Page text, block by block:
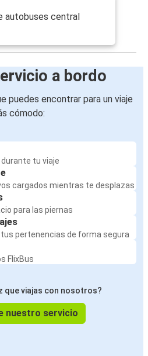
autobuses central
a bordo
puedes encontrar para un viaje
cómodo:
tu viaje
cargados mientras te desplazas
para las piernas
pertenencias de forma segura
FlixBus
que viajas con nosotros?
nuestro servicio